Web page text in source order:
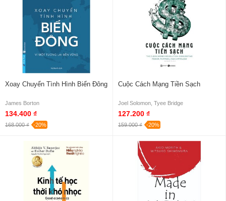
Xoay Chuyển Tình Hình Biển Đông
James Borton
134.400 ₫
168.000 ₫ -20%
Cuộc Cách Mạng Tiền Sạch
Joel Solomon, Tyee Bridge
127.200 ₫
159.000 ₫ -20%